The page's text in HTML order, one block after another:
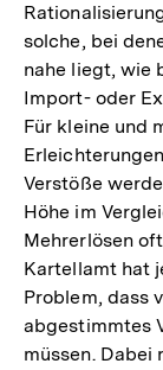
solche, bei
nahe liegt, wie
Import- oder
Für kleine und
Verstöße
Höhe im
Mehrerlösen
Kartellamt hat
Problem, dass
abgestimmtes
müssen.